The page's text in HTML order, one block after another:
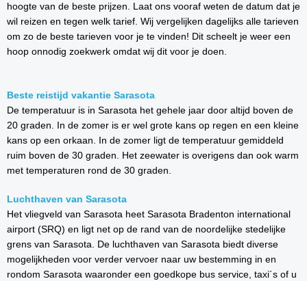
hoogte van de beste prijzen. Laat ons vooraf weten de datum dat je
wil reizen en tegen welk tarief. Wij vergelijken dagelijks alle tarieven
om zo de beste tarieven voor je te vinden! Dit scheelt je weer een
hoop onnodig zoekwerk omdat wij dit voor je doen.
Beste reistijd vakantie Sarasota
De temperatuur is in Sarasota het gehele jaar door altijd boven de
20 graden. In de zomer is er wel grote kans op regen en een kleine
kans op een orkaan. In de zomer ligt de temperatuur gemiddeld
ruim boven de 30 graden. Het zeewater is overigens dan ook warm
met temperaturen rond de 30 graden.
Luchthaven van Sarasota
Het vliegveld van Sarasota heet Sarasota Bradenton international
airport (SRQ) en ligt net op de rand van de noordelijke stedelijke
grens van Sarasota. De luchthaven van Sarasota biedt diverse
mogelijkheden voor verder vervoer naar uw bestemming in en
rondom Sarasota waaronder een goedkope bus service, taxi´s of u